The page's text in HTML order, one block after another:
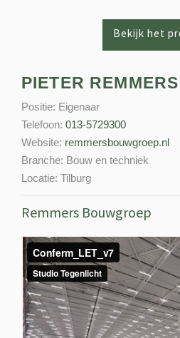
PIETER REMMERS
Positie: Eigenaar
Telefoon: 013-5729300
Website: remmersbouwgroep.nl
Branche: Bouw en techniek
Locatie: Tilburg
Remmers Bouwgroep